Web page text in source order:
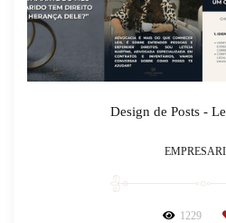
Design de Posts -
1229